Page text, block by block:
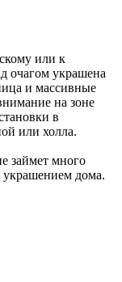
или к
очагом украшена
и массивные
на зоне
в
или холла.
займет много
дома.